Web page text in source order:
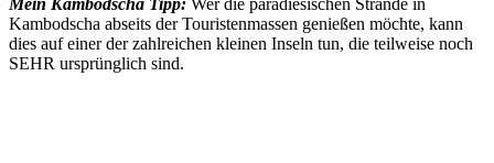
Mein Kambodscha Tipp: Wer die paradiesischen Strände in
Kambodscha abseits der Touristenmassen genießen möchte, kann
dies auf einer der zahlreichen kleinen Inseln tun, die teilweise noch
SEHR ursprünglich sind.